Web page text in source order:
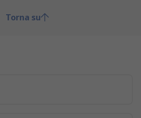
Torna su